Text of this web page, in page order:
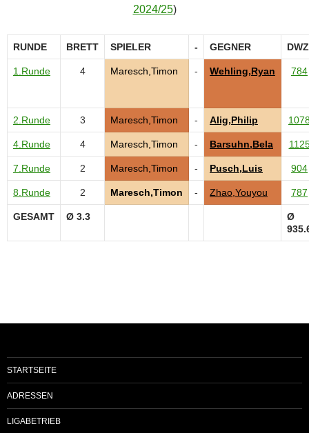
2024/25)
RUNDE BRETT SPIELER - GEGNER DWZ
1.Runde 4 Maresch,Timon - Wehling,Ryan 784
2.Runde 3 Maresch,Timon - Alig,Philip
4.Runde 4 Maresch,Timon - Barsuhn,Bela
7.Runde 2 Maresch,Timon - Pusch,Luis 904
8.Runde 2 Maresch,Timon - Zhao,Youyou 787
GESAMT Ø 3.3
Ø
STARTSEITE
ADRESSEN
LIGABETRIEB